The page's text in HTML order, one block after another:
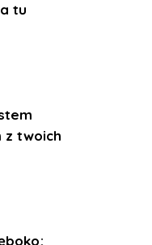
tu
z twoich